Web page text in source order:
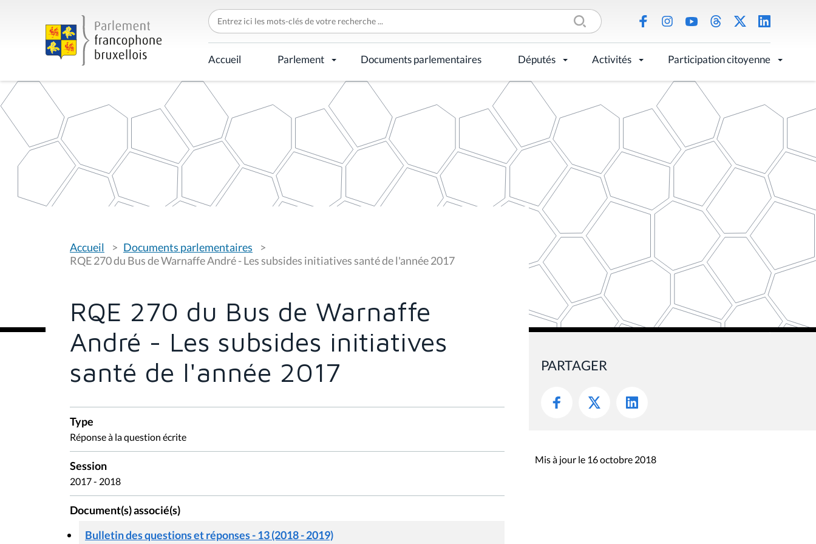
C
h
e
r
c
h
r
p
Accueil Parlement Documents parlementaires Députés Activités Participation citoyenne
o
u
s
s
Accueil
Documents parlementaires
RQE 270 du Bus de Warnaffe André - Les subsides initiatives santé de l'année 2017
RQE 270 du Bus de Warnaffe
André - Les subsides initiatives
santé de l'année 2017
Type
Réponse à la question écrite
Session
2017 - 2018
Document(s) associé(s)
Bulletin des questions et réponses - 13 (2018 - 2019)
PARTAGER
Mis à jour le 16 octobre 2018